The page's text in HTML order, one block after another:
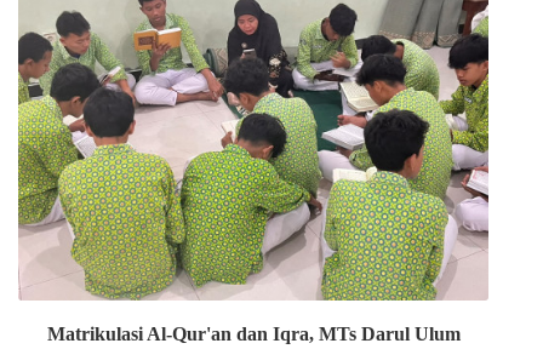
Matrikulasi Al-Qur'an dan Iqra, MTs Darul Ulum